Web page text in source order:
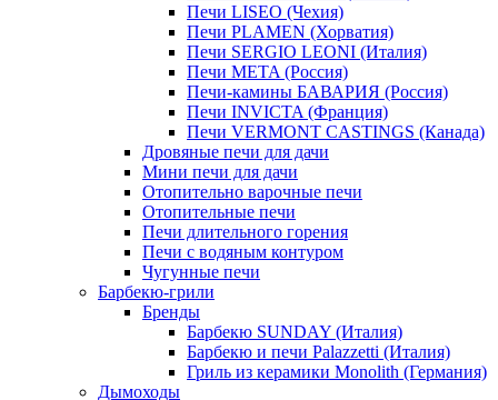
Печи LISEO (Чехия)
Печи PLAMEN (Хорватия)
Печи SERGIO LEONI (Италия)
Печи META (Россия)
Печи-камины БАВАРИЯ (Россия)
Печи INVICTA (Франция)
Печи VERMONT CASTINGS (Канада)
Дровяные печи для дачи
Мини печи для дачи
Отопительно варочные печи
Отопительные печи
Печи длительного горения
Печи с водяным контуром
Чугунные печи
Барбекю-грили
Бренды
Барбекю SUNDAY (Италия)
Барбекю и печи Palazzetti (Италия)
Гриль из керамики Monolith (Германия)
Дымоходы